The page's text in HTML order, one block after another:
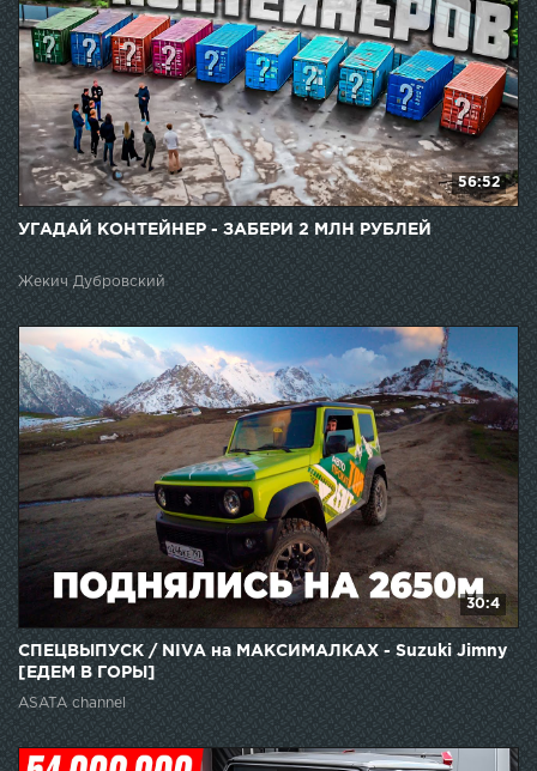
56:52
УГАДАЙ КОНТЕЙНЕР - ЗАБЕРИ 2 МЛН РУБЛЕЙ
Жекич Дубровский
30:4
СПЕЦВЫПУСК / NIVA на МАКСИМАЛКАХ - Suzuki Jimny
[ЕДЕМ В ГОРЫ]
ASATA channel